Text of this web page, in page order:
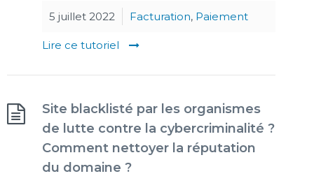
5 juillet 2022 Facturation, Paiement
Lire ce tutoriel
Site blacklisté par les organismes
de lutte contre la cybercriminalité ?
Comment nettoyer la réputation
du domaine ?